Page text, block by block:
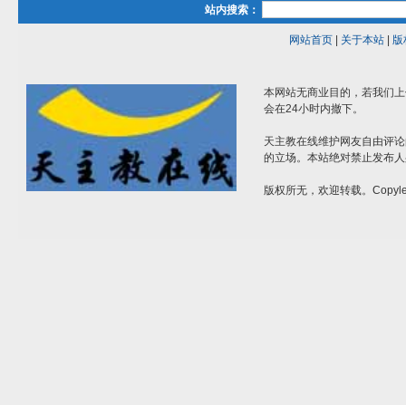
站内搜索：
网站首页| 关于本站| 版
本网站无商业目的，若我们
会在24小时内撤下。
天主教在线维护网友自由评
的立场。本站绝对禁止发布
版权所无，欢迎转载。